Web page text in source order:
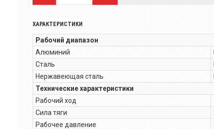
ХАРАКТЕРИСТИКИ
Рабочий диапазон
Алюминий
Сталь
Нержавеющая сталь
Технические характеристики
Рабочий ход
Сила тяги
Рабочее давление